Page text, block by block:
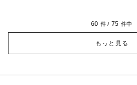
60 件 / 75 件中
もっと見る